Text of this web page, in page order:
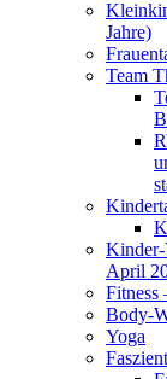
Jahre)
Team
Kinder-
April
Fitness
Body-
Yoga